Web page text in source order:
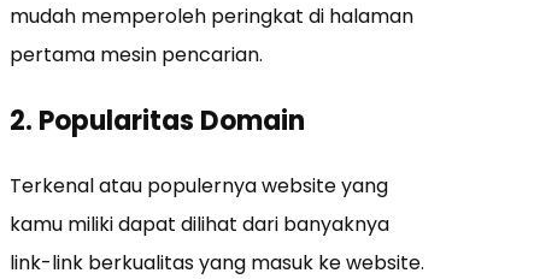
mudah memperoleh peringkat di halaman
pertama mesin pencarian.
2. Popularitas Domain
Terkenal atau populernya website yang
kamu miliki dapat dilihat dari banyaknya
link-link berkualitas yang masuk ke website.